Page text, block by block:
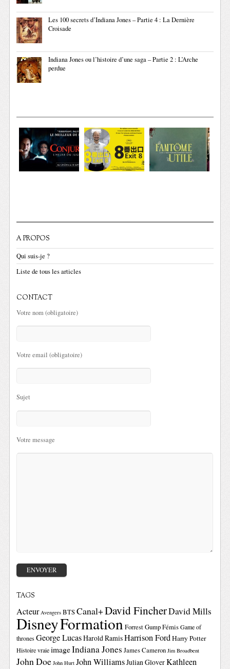
Les 100 secrets d’Indiana Jones – Partie 4 : La Dernière
Croisade
Indiana Jones ou l’histoire d’une saga – Partie 2 : L’Arche
perdue
A PROPOS
Qui suis-je ?
Liste de tous les articles
CONTACT
Votre nom (obligatoire)
Votre email (obligatoire)
Sujet
Votre message
TAGS
Acteur Avengers BTSCanal+David FincherDavid Mills
DisneyFormationForrest GumpFémis Game of
thrones George LucasHarold RamisHarrison FordHarry Potter
Histoire vraie imageIndiana Jones James Cameron Jim Broadbent
John Doe John Hurt John WilliamsJulian GloverKathleen